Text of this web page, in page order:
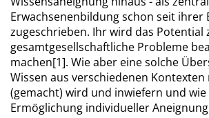
Erwachsenenbildung schon seit ihrer
zugeschrieben. Ihr wird das Potential
gesamtgesellschaftliche Probleme
machen[1]. Wie aber eine solche
Wissen aus verschiedenen Kontexten
(gemacht) wird und inwiefern und
Ermöglichung individueller